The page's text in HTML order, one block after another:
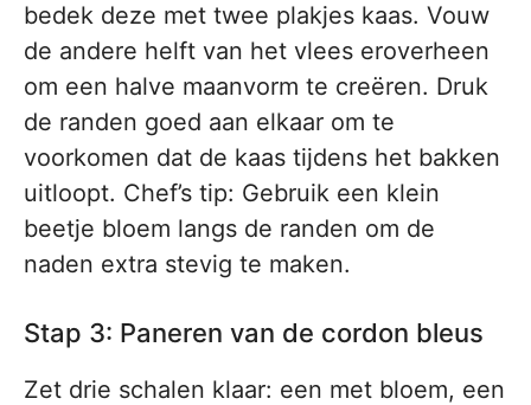
bedek deze met twee plakjes kaas. Vouw
de andere helft van het vlees eroverheen
om een halve maanvorm te creëren. Druk
de randen goed aan elkaar om te
voorkomen dat de kaas tijdens het bakken
uitloopt. Chef’s tip: Gebruik een klein
beetje bloem langs de randen om de
naden extra stevig te maken.
Stap 3: Paneren van de cordon bleus
Zet drie schalen klaar: een met bloem, een